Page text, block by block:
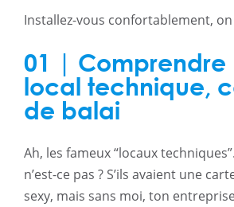
Installez-vous confortablement,
01 | Comprendre
local technique,
de balai
Ah, les fameux “locaux
n’est-ce pas ? S’ils avaient une
sexy, mais sans moi, ton